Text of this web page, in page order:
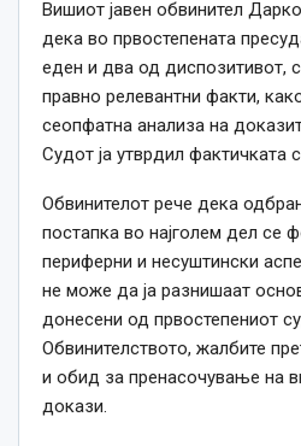
Вишиот јавен обвинител
дека во првостепената
еден и два од диспозитивот,
правно релевантни факти,
сеопфатна анализа на
Судот ја утврдил фактичката
Обвинителот рече дека
постапка во најголем дел се
периферни и несуштински
не може да ја разнишаат
донесени од првостепениот
Обвинителството, жалбите
и обид за пренасочување на
докази.